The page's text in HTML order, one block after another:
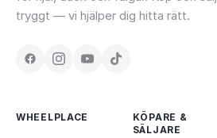
tryggt — vi hjälper dig hitta rätt.
WHEELPLACE
KÖPARE &
SÄLJARE